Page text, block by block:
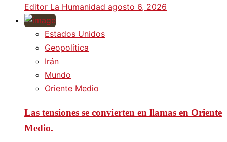
Editor La Humanidad agosto 6, 2026
Estados Unidos
Geopolítica
Irán
Mundo
Oriente Medio
Las tensiones se convierten en llamas en Oriente
Medio.